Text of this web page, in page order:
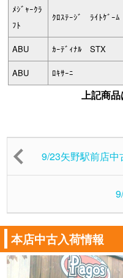
ﾒｼﾞｬｰｸﾗ
ﾌﾄ
ｸﾛｽﾃｰｼﾞ ﾗｲﾄｹﾞｰﾑ
ABU ｶｰﾃﾞｨﾅﾙ STX
ABU ﾛｷｻｰﾆ
上記商品
9/23矢野駅前店中
本店中古入荷情報